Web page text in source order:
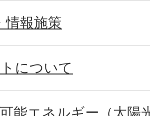
情報施策
について
能エネルギー（太陽